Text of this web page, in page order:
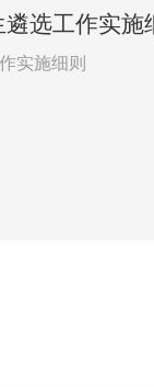
选工作实施
实施细则